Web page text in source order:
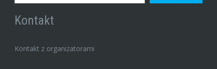
Kontakt
Kontakt z organizatorami